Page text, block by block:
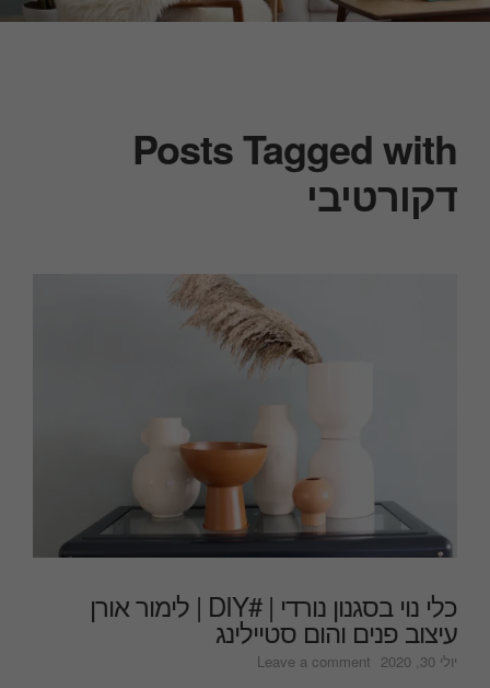
Posts Tagged with
דקורטיבי
כלי נוי בסגנון נורדי | #DIY | לימור אורן
עיצוב פנים והום סטיילינג
יולי 30, 2020 Leave a comment